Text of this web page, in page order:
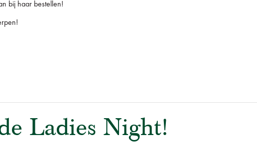
bij haar bestellen!
Ladies Night!